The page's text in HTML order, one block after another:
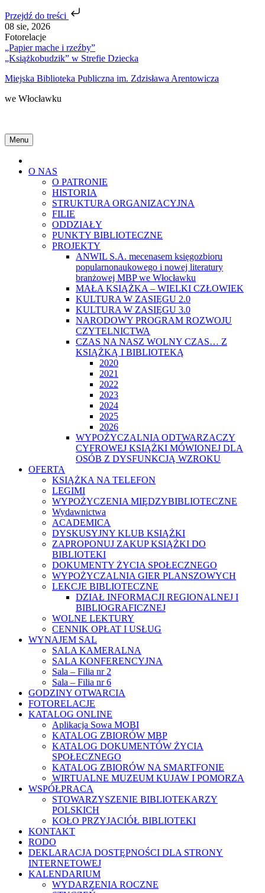
Przejdź do treści
Skip
to
content
08 sie, 2026
Fotorelacje
„Papier mache i rzeźby”
„Książkobudzik” w Strefie Dziecka
Miejska Biblioteka Publiczna im. Zdzisława Arentowicza
we Włocławku
Menu
O NAS
O PATRONIE
HISTORIA
STRUKTURA ORGANIZACYJNA
FILIE
ODDZIAŁY
PUNKTY BIBLIOTECZNE
PROJEKTY
ANWIL S.A. mecenasem księgozbioru
popularnonaukowego i nowej literatury
branżowej MBP we Włocławku
MAŁA KSIĄŻKA – WIELKI CZŁOWIEK
KULTURA W ZASIĘGU 2.0
KULTURA W ZASIĘGU 3.0
NARODOWY PROGRAM ROZWOJU
CZYTELNICTWA
CZAS NA NASZ WOLNY CZAS… Z
KSIĄŻKĄ I BIBLIOTEKĄ
2020
2021
2022
2023
2024
2025
2026
WYPOŻYCZALNIA ODTWARZACZY
CYFROWEJ KSIĄŻKI MÓWIONEJ DLA
OSÓB Z DYSFUNKCJĄ WZROKU
OFERTA
KSIĄŻKA NA TELEFON
LEGIMI
WYPOŻYCZENIA MIĘDZYBIBLIOTECZNE
Wydawnictwa
ACADEMICA
DYSKUSYJNY KLUB KSIĄŻKI
ZAPROPONUJ ZAKUP KSIĄŻKI DO
BIBLIOTEKI
DOKUMENTY ŻYCIA SPOŁECZNEGO
WYPOŻYCZALNIA GIER PLANSZOWYCH
LEKCJE BIBLIOTECZNE
DZIAŁ INFORMACJI REGIONALNEJ I
BIBLIOGRAFICZNEJ
WOLNE LEKTURY
CENNIK OPŁAT I USŁUG
WYNAJEM SAL
SALA KAMERALNA
SALA KONFERENCYJNA
Sala – Filia nr 2
Sala – Filia nr 6
GODZINY OTWARCIA
FOTORELACJE
KATALOG ONLINE
Aplikacja Sowa MOBI
KATALOG ZBIORÓW MBP
KATALOG DOKUMENTÓW ŻYCIA
SPOŁECZNEGO
KATALOG ZBIORÓW NA SMARTFONIE
WIRTUALNE MUZEUM KUJAW I POMORZA
WSPÓŁPRACA
STOWARZYSZENIE BIBLIOTEKARZY
POLSKICH
KOŁO PRZYJACIÓŁ BIBLIOTEKI
KONTAKT
RODO
DEKLARACJA DOSTĘPNOŚCI DLA STRONY
INTERNETOWEJ
KALENDARIUM
WYDARZENIA ROCZNE